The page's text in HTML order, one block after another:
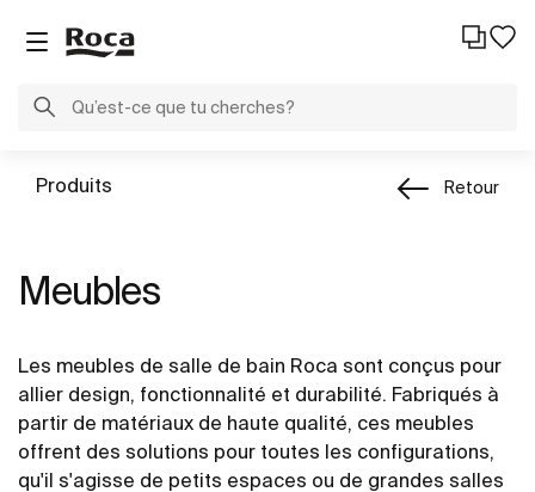
Produits Retour
Meubles
Les meubles de salle de bain Roca sont conçus pour
allier design, fonctionnalité et durabilité. Fabriqués à
partir de matériaux de haute qualité, ces meubles
offrent des solutions pour toutes les configurations,
qu'il s'agisse de petits espaces ou de grandes salles